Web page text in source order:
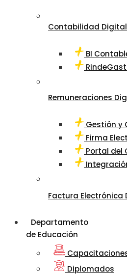
Contabilidad Digital
BI
Remuneraciones
Gestión y
Firma
Portal del
Factura Electrónica
Departamento
de Educación
Diplomados